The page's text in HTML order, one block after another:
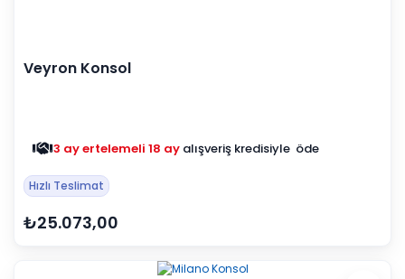
Veyron Konsol
3 ay ertelemeli 18 ay alışveriş kredisiyle öde
Hızlı Teslimat
₺25.073,00